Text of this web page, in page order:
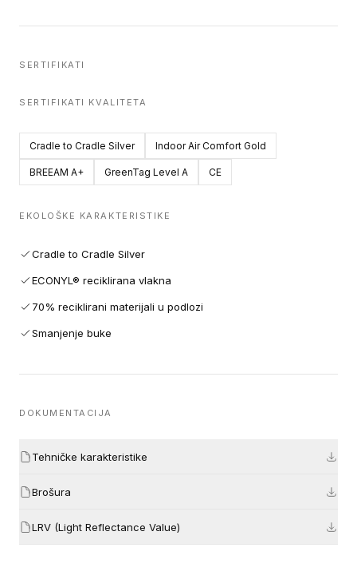
SERTIFIKATI
SERTIFIKATI KVALITETA
Cradle to Cradle Silver Indoor Air Comfort Gold
BREEAM A+ GreenTag Level A CE
EKOLOŠKE KARAKTERISTIKE
Cradle to Cradle Silver
ECONYL® reciklirana vlakna
70% reciklirani materijali u podlozi
Smanjenje buke
DOKUMENTACIJA
Tehničke karakteristike
Brošura
LRV (Light Reflectance Value)